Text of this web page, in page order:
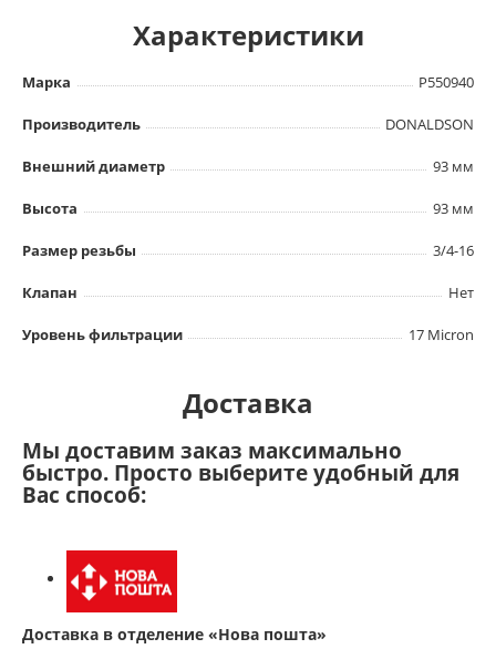
Характеристики
Марка P550940
Производитель DONALDSON
Внешний диаметр 93 мм
Высота 93 мм
Размер резьбы 3/4-16
Клапан Нет
Уровень фильтрации 17 Micron
Доставка
Мы доставим заказ максимально
быстро. Просто выберите удобный для
Вас способ:
Доставка в отделение «Нова пошта»